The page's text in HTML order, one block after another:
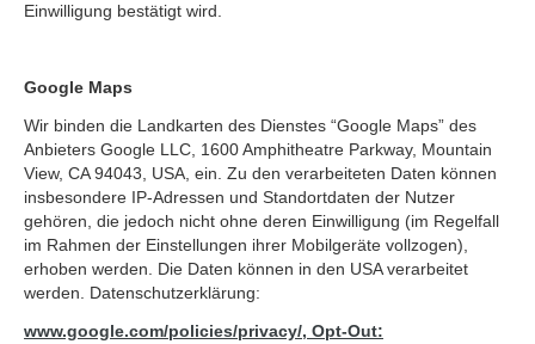
Einwilligung bestätigt wird.
Google Maps
Wir binden die Landkarten des Dienstes “Google Maps” des
Anbieters Google LLC, 1600 Amphitheatre Parkway, Mountain
View, CA 94043, USA, ein. Zu den verarbeiteten Daten können
insbesondere IP-Adressen und Standortdaten der Nutzer
gehören, die jedoch nicht ohne deren Einwilligung (im Regelfall
im Rahmen der Einstellungen ihrer Mobilgeräte vollzogen),
erhoben werden. Die Daten können in den USA verarbeitet
werden. Datenschutzerklärung:
www.google.com/policies/privacy/, Opt-Out: